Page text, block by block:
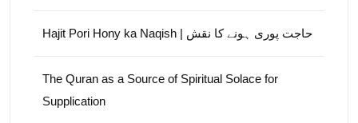
Hajit Pori Hony ka Naqish | حاجت پوری ہونے کا نقش
The Quran as a Source of Spiritual Solace for
Supplication